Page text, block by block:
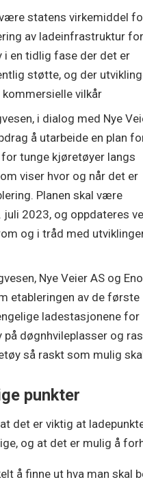
statens virkemiddel
av ladeinfrastruktur for
i en tidlig fase der det er
støtte, og der
kommersielle vilkår
i dialog med Nye
å utarbeide en plan
tunge kjøretøyer langs
viser hvor og når det er
Planen skal være
juli 2023, og oppdateres
og i tråd med
Nye Veier AS og
etableringen av de første
ladestasjonene for
døgnhvileplasser og
så raskt som mulig
punkter
det er viktig at
og at det er mulig å
å finne ut hva man skal